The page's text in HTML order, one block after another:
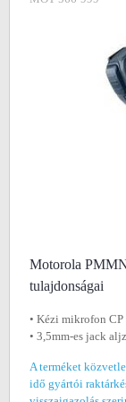
Motorola
tulajdonságai
• Kézi mikrofon
• 3,5mm-es jack
A terméket
idő gyártói